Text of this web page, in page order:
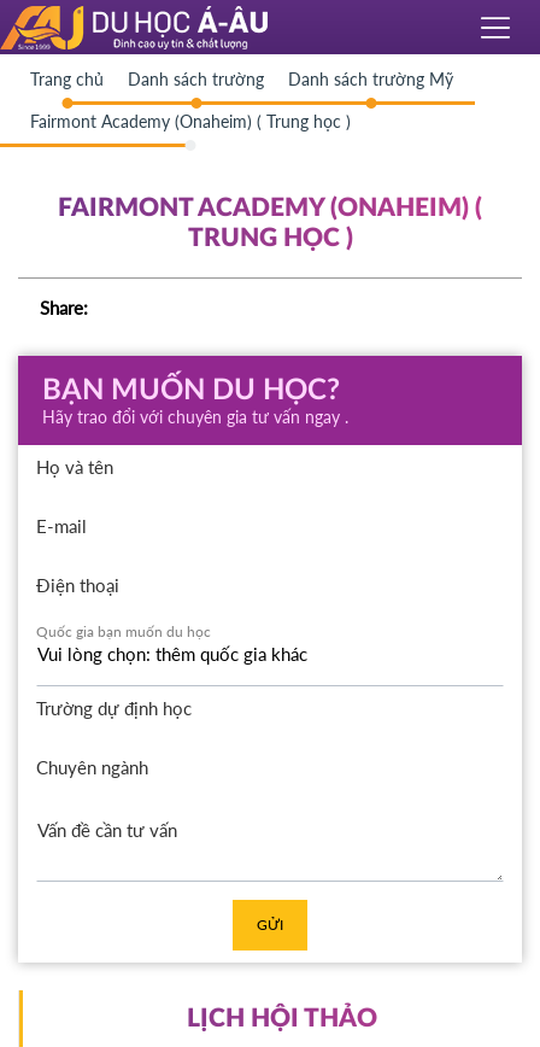
Trang chủ Danh sách trường Danh sách trường Mỹ
Fairmont Academy (Onaheim) ( Trung học )
FAIRMONT ACADEMY (ONAHEIM) (
TRUNG HỌC )
Share:
BẠN MUỐN DU HỌC?
Hãy trao đổi với chuyên gia tư vấn ngay .
Họ và tên
E-mail
Điện thoại
Quốc gia bạn muốn du học
Trường dự định học
Chuyên ngành
GỬI
LỊCH HỘI THẢO